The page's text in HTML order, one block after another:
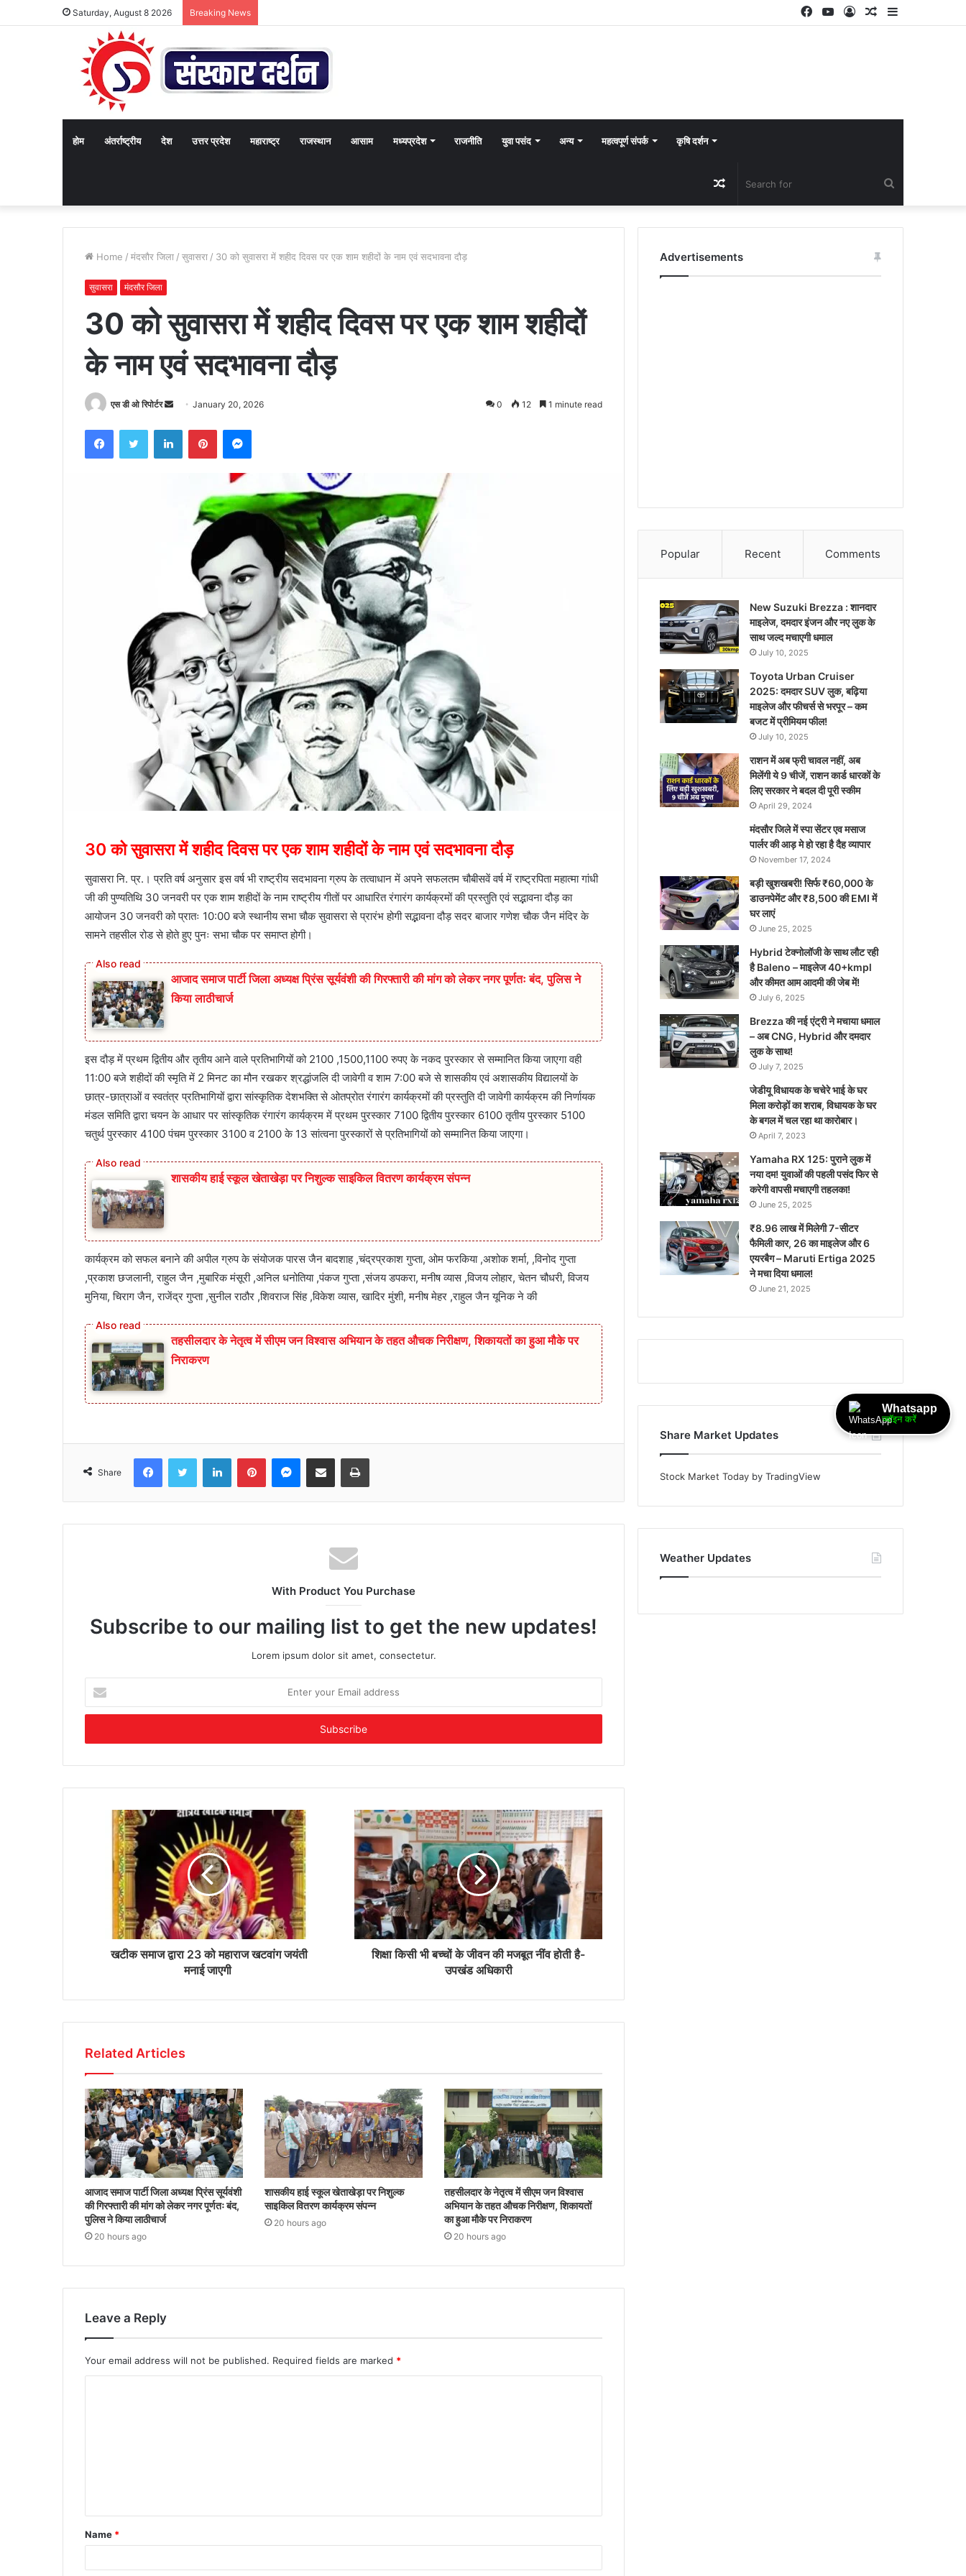
Saturday, August 8 2026 Breaking News Sidebar
Random
Log
YouTube
Facebook
होम अंतर्राष्ट्रीय देश उत्तर प्रदेश महाराष्ट्र राजस्थान आसाम मध्यप्रदेश राजनीति युवा पसंद अन्य महत्वपूर्ण संपर्क कृषि दर्शन
for
Random
Article
Home / मंदसौर जिला / सुवासरा / 30 को सुवासरा में शहीद दिवस पर एक शाम शहीदों के नाम एवं सदभावना दौड़
सुवासरा मंदसौर जिला
30 को सुवासरा में शहीद दिवस पर एक शाम शहीदों
के नाम एवं सदभावना दौड़
एस डी ओ रिपोर्टर
SendJanuary 20, 2026 0 12 1 minute read
FacebookTwitter LinkedInPinterestMessenger
30 को सुवासरा में शहीद दिवस पर एक शाम शहीदों के नाम एवं सदभावना दौड़
सुवासरा नि. प्र.। प्रति वर्ष अनुसार इस वर्ष भी राष्ट्रीय सदभावना ग्रुप के तत्वाधान में अपने सफलतम चौबीसवें वर्ष में राष्ट्रपिता महात्मा गांधी
जी की पुण्यतिथि 30 जनवरी पर एक शाम शहीदों के नाम राष्ट्रीय गीतों पर आधारित रंगारंग कार्यक्रमों की प्रस्तुति एवं सद्भावना दौड़ का
आयोजन 30 जनवरी को प्रातः 10:00 बजे स्थानीय सभा चौक सुवासरा से प्रारंभ होगी सद्भावना दौड़ सदर बाजार गणेश चौक जैन मंदिर के
सामने तहसील रोड से होते हुए पुनः सभा चौक पर समाप्त होगी।
आजाद समाज पार्टी जिला अध्यक्ष प्रिंस सूर्यवंशी की गिरफ्तारी की मांग को लेकर नगर पूर्णतः बंद, पुलिस ने
किया लाठीचार्ज
इस दौड़ में प्रथम द्वितीय और तृतीय आने वाले प्रतिभागियों को 2100 ,1500,1100 रुपए के नकद पुरस्कार से सम्मानित किया जाएगा वही
11:00 बजे शहीदों की स्मृति में 2 मिनट का मौन रखकर श्रद्धांजलि दी जावेगी व शाम 7:00 बजे से शासकीय एवं अशासकीय विद्यालयों के
छात्र-छात्राओं व स्वतंत्र प्रतिभागियों द्वारा सांस्कृतिक देशभक्ति से ओतप्रोत रंगारंग कार्यक्रमों की प्रस्तुति दी जावेगी कार्यक्रम की निर्णायक
मंडल समिति द्वारा चयन के आधार पर सांस्कृतिक रंगारंग कार्यक्रम में प्रथम पुरस्कार 7100 द्वितीय पुरस्कार 6100 तृतीय पुरस्कार 5100
चतुर्थ पुरस्कार 4100 पंचम पुरस्कार 3100 व 2100 के 13 सांत्वना पुरस्कारों से प्रतिभागियों को सम्मानित किया जाएगा।
शासकीय हाई स्कूल खेताखेड़ा पर निशुल्क साइकिल वितरण कार्यक्रम संपन्न
कार्यक्रम को सफल बनाने की अपील ग्रुप के संयोजक पारस जैन बादशाह ,चंद्रप्रकाश गुप्ता, ओम फरकिया ,अशोक शर्मा, ,विनोद गुप्ता
,प्रकाश छजलानी, राहुल जैन ,मुबारिक मंसूरी ,अनिल धनोतिया ,पंकज गुप्ता ,संजय डपकरा, मनीष व्यास ,विजय लोहार, चेतन चौधरी, विजय
मुनिया, चिराग जैन, राजेंद्र गुप्ता ,सुनील राठौर ,शिवराज सिंह ,विकेश व्यास, खादिर मुंशी, मनीष मेहर ,राहुल जैन यूनिक ने की
तहसीलदार के नेतृत्व में सीएम जन विश्वास अभियान के तहत औचक निरीक्षण, शिकायतों का हुआ मौके पर
निराकरण
Share
FacebookTwitter LinkedInPinterestMessenger
Share via Email Print
With Product You Purchase
Subscribe to our mailing list to get the new updates!
Lorem ipsum dolor sit amet, consectetur.
your
Email
खटीक समाज द्वारा 23 को महाराज खटवांग जयंती
मनाई जाएगी
शिक्षा किसी भी बच्चों के जीवन की मजबूत नींव होती है-
उपखंड अधिकारी
Related Articles
आजाद समाज पार्टी जिला अध्यक्ष प्रिंस सूर्यवंशी
की गिरफ्तारी की मांग को लेकर नगर पूर्णतः बंद,
पुलिस ने किया लाठीचार्ज
20 hours ago
शासकीय हाई स्कूल खेताखेड़ा पर निशुल्क
साइकिल वितरण कार्यक्रम संपन्न
20 hours ago
तहसीलदार के नेतृत्व में सीएम जन विश्वास
अभियान के तहत औचक निरीक्षण, शिकायतों
का हुआ मौके पर निराकरण
20 hours ago
Leave a Reply
Your email address will not be published. Required fields are marked *
Name *
Advertisements
Popular Recent Comments
New Suzuki Brezza : शानदार
माइलेज, दमदार इंजन और नए लुक के
साथ जल्द मचाएगी धमाल
July 10, 2025
Toyota Urban Cruiser
2025: दमदार SUV लुक, बढ़िया
माइलेज और फीचर्स से भरपूर – कम
बजट में प्रीमियम फील!
July 10, 2025
राशन में अब फ्री चावल नहीं, अब
मिलेंगी ये 9 चीजें, राशन कार्ड धारकों के
लिए सरकार ने बदल दी पूरी स्कीम
April 29, 2024
मंदसौर जिले में स्पा सेंटर एव मसाज
पार्लर की आड़ मे हो रहा है दैह व्यापार
November 17, 2024
बड़ी खुशखबरी! सिर्फ ₹60,000 के
डाउनपेमेंट और ₹8,500 की EMI में
घर लाएं
June 25, 2025
Hybrid टेक्नोलॉजी के साथ लौट रही
है Baleno – माइलेज 40+kmpl
और कीमत आम आदमी की जेब में!
July 6, 2025
Brezza की नई एंट्री ने मचाया धमाल
– अब CNG, Hybrid और दमदार
लुक के साथ!
July 7, 2025
जेडीयू विधायक के चचेरे भाई के घर
मिला करोड़ों का शराब, विधायक के घर
के बगल में चल रहा था कारोबार।
April 7, 2023
Yamaha RX 125: पुराने लुक में
नया दम! युवाओं की पहली पसंद फिर से
करेगी वापसी मचाएगी तहलका!
June 25, 2025
₹8.96 लाख में मिलेगी 7-सीटर
फैमिली कार, 26 का माइलेज और 6
एयरबैग – Maruti Ertiga 2025
ने मचा दिया धमाल!
June 21, 2025
Share Market Updates
Stock Market Today by TradingView
Weather Updates
Whatsapp
ज्वॉइन करें